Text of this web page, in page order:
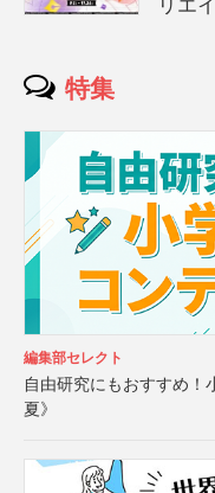
リエ
特集
編集部セレクト
自由研究にもおすすめ！
夏》